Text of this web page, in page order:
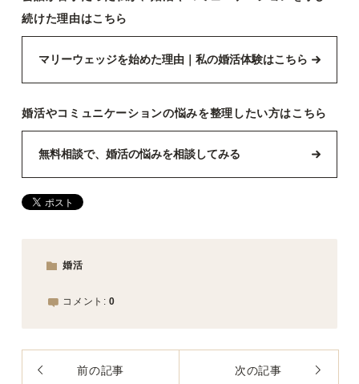
続けた理由はこちら
マリーウェッジを始めた理由｜私の婚活体験はこちら
婚活やコミュニケーションの悩みを整理したい方はこちら
無料相談で、婚活の悩みを相談してみる
婚活
コメント:0
前の記事 次の記事